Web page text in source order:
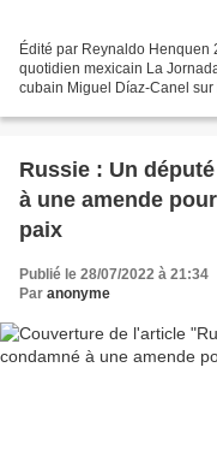
Édité par Reynaldo Henquen
quotidien mexicain La
cubain Miguel Díaz-Canel sur
Russie : Un
à une amende
paix
Publié le 28/07/2022 à 21:34
Par anonyme